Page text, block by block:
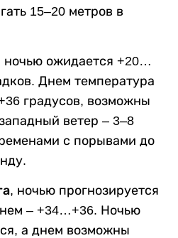
15–20 метров в
ночью ожидается +20…
Днем температура
градусов, возможны
ветер – 3–8
с порывами до
ночью прогнозируется
– +34…+36. Ночью
а днем возможны